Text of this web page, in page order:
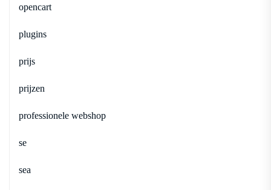
opencart
plugins
prijs
prijzen
professionele webshop
se
sea